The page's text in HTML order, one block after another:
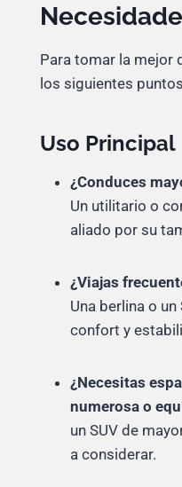
Para tomar la mejor
los siguientes
Uso Principal
¿Conduces
Un utilitario o
aliado por su
¿Viajas
Una berlina o
confort y
¿Necesitas
numerosa o
un SUV de
a considerar.